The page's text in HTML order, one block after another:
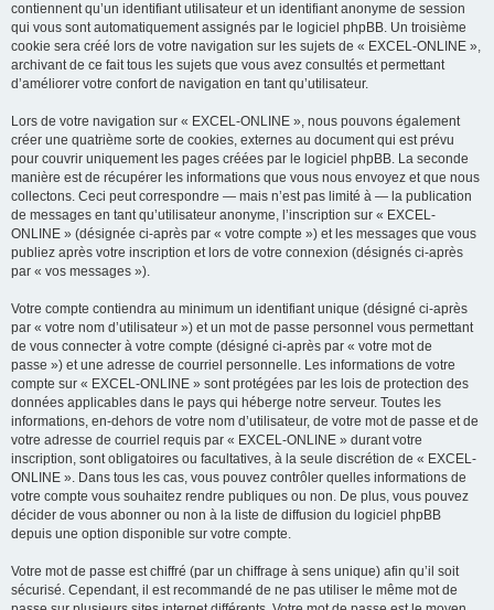
contiennent qu’un identifiant utilisateur et un identifiant anonyme de session
qui vous sont automatiquement assignés par le logiciel phpBB. Un troisième
cookie sera créé lors de votre navigation sur les sujets de « EXCEL-ONLINE »,
archivant de ce fait tous les sujets que vous avez consultés et permettant
d’améliorer votre confort de navigation en tant qu’utilisateur.
Lors de votre navigation sur « EXCEL-ONLINE », nous pouvons également
créer une quatrième sorte de cookies, externes au document qui est prévu
pour couvrir uniquement les pages créées par le logiciel phpBB. La seconde
manière est de récupérer les informations que vous nous envoyez et que nous
collectons. Ceci peut correspondre — mais n’est pas limité à — la publication
de messages en tant qu’utilisateur anonyme, l’inscription sur « EXCEL-
ONLINE » (désignée ci-après par « votre compte ») et les messages que vous
publiez après votre inscription et lors de votre connexion (désignés ci-après
par « vos messages »).
Votre compte contiendra au minimum un identifiant unique (désigné ci-après
par « votre nom d’utilisateur ») et un mot de passe personnel vous permettant
de vous connecter à votre compte (désigné ci-après par « votre mot de
passe ») et une adresse de courriel personnelle. Les informations de votre
compte sur « EXCEL-ONLINE » sont protégées par les lois de protection des
données applicables dans le pays qui héberge notre serveur. Toutes les
informations, en-dehors de votre nom d’utilisateur, de votre mot de passe et de
votre adresse de courriel requis par « EXCEL-ONLINE » durant votre
inscription, sont obligatoires ou facultatives, à la seule discrétion de « EXCEL-
ONLINE ». Dans tous les cas, vous pouvez contrôler quelles informations de
votre compte vous souhaitez rendre publiques ou non. De plus, vous pouvez
décider de vous abonner ou non à la liste de diffusion du logiciel phpBB
depuis une option disponible sur votre compte.
Votre mot de passe est chiffré (par un chiffrage à sens unique) afin qu’il soit
sécurisé. Cependant, il est recommandé de ne pas utiliser le même mot de